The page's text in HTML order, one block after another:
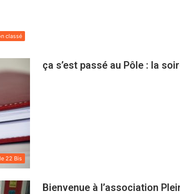
classé
22 Bis
ça s’est passé au Pôle : la
Bienvenue à l’association